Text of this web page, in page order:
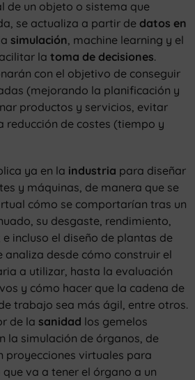
de un objeto o sistema que
se actualiza a partir de datos en
simulación, machine learning y el
la toma de decisiones.
con el objetivo de conseguir
(mejorando la planificación y
productos y servicios, evitar
reducción de costes (tiempo y
ya en la industria para diseñar
y máquinas, de manera que se
cómo se comportarían tras un
su desgaste, rendimiento,
incluso el diseño de plantas de
analiza desde cómo construir el
a utilizar, hasta la evaluación
y cómo hacer que la cadena de
trabajo sea más ágil, entre otros.
de la sanidad los gemelos
la simulación de órganos, de
proyecciones virtuales para
va a tener el órgano a un